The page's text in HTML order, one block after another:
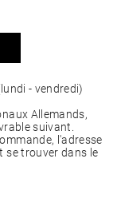
- vendredi)
Allemands,
suivant.
l'adresse
se trouver dans le